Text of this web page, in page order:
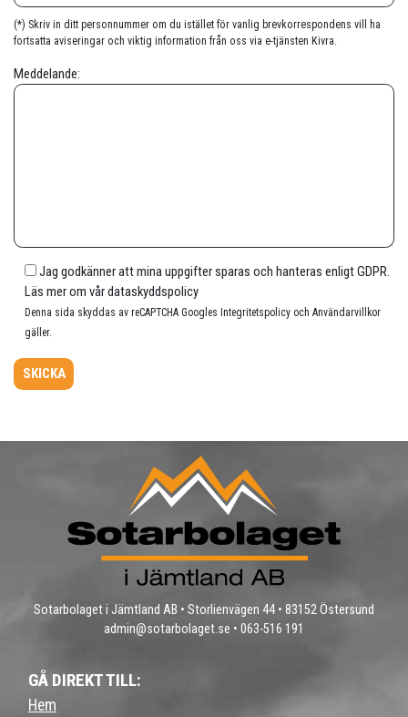
(*) Skriv in ditt personnummer om du istället för vanlig brevkorrespondens vill ha
fortsatta aviseringar och viktig information från oss via e-tjänsten Kivra.
Meddelande:
Jag godkänner att mina uppgifter sparas och hanteras enligt GDPR.
Läs mer om vårdataskyddspolicy
Denna sida skyddas av reCAPTCHA Googles Integritetspolicy ochAnvändarvillkor
gäller.
GÅ DIREKT TILL:
Hem
Sotarbolaget i Jämtland AB • Storlienvägen 44 • 83152 Östersund
admin@sotarbolaget.se • 063-516 191